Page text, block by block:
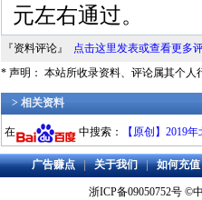
元左右通过。
『资料评论』 点击这里发表或查看更多
* 声明： 本站所收录资料、评论属其个人
> 相关资料
在 中搜索： 【原创】2019
广告赚点|关于我们|如何充值
浙ICP备09050752号 ©